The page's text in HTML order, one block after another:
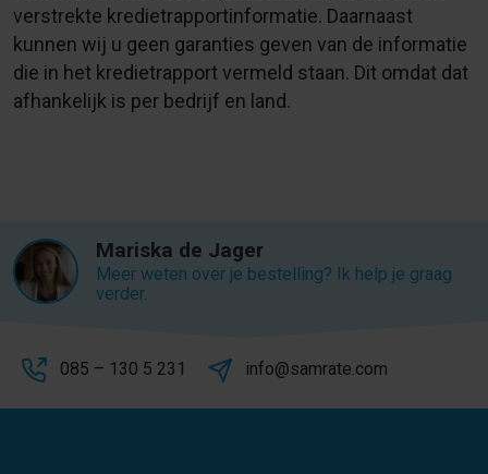
verstrekte kredietrapportinformatie. Daarnaast
kunnen wij u geen garanties geven van de informatie
die in het kredietrapport vermeld staan. Dit omdat dat
afhankelijk is per bedrijf en land.
Mariska de Jager
Meer weten over je bestelling? Ik help je graag
verder.
085 – 130 5 231 info@samrate.com